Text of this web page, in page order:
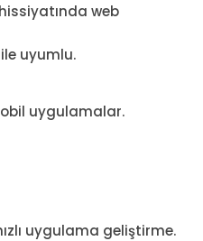
web
uyumlu.
uygulamalar.
uygulama geliştirme.